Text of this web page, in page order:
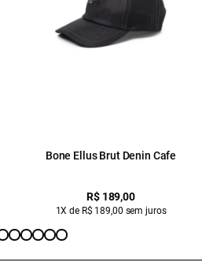
Bone Ellus Brut Denin Cafe
R$ 189,00
1X de R$ 189,00 sem juros